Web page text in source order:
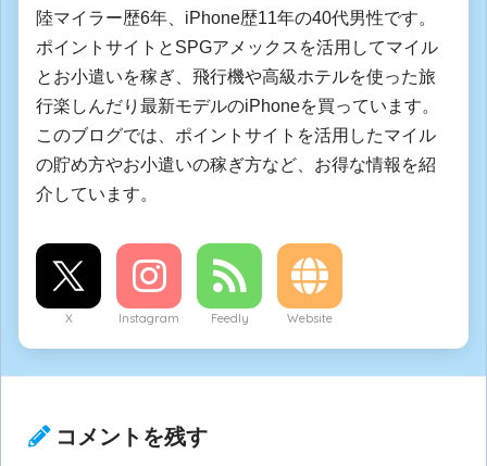
陸マイラー歴6年、iPhone歴11年の40代男性です。
ポイントサイトとSPGアメックスを活用してマイル
とお小遣いを稼ぎ、飛行機や高級ホテルを使った旅
行楽しんだり最新モデルのiPhoneを買っています。
このブログでは、ポイントサイトを活用したマイル
の貯め方やお小遣いの稼ぎ方など、お得な情報を紹
介しています。
X Instagram Feedly Website
コメントを残す